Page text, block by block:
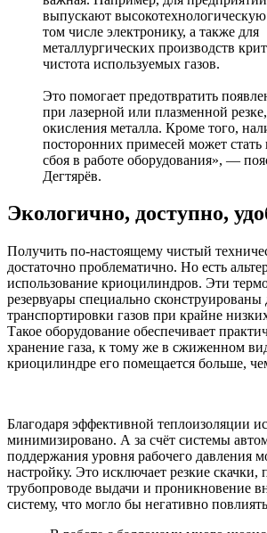
выпускают
том числе электронику, а также для
металлургических производств
чистота используемых газов.
Это помогает предотвратить
при лазерной или плазменной
окисления металла. Кроме того,
посторонних примесей может
сбоя в работе оборудования», —
Дегтярёв.
Экологично, доступно,
Получить по-настоящему чистый
достаточно проблематично. Но есть
использование криоцилиндров. Эти
резервуары специально сконструированы
транспортировки газов при крайне
Такое оборудование обеспечивает
хранение газа, к тому же в сжиженном
криоцилиндре его помещается больше,
Благодаря эффективной теплоизоляции
минимизировано. А за счёт системы
поддержания уровня рабочего давления
настройку. Это исключает резкие скачки,
трубопроводе выдачи и проникновение
систему, что могло бы негативно